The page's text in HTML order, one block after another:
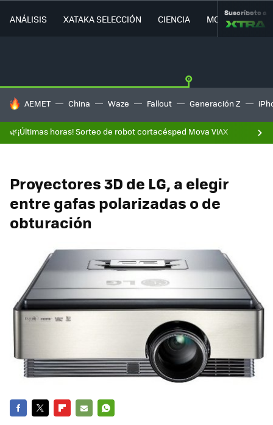
ANÁLISIS XATAKA SELECCIÓN CIENCIA MOVILIDAD
Suscríbete a
HOY SE HABLA DE
AEMET China Waze Fallout Generación Z
🌿¡Últimas horas! Sorteo de robot cortacésped Mova ViAX
Proyectores 3D de LG, a elegir
entre gafas polarizadas o de
obturación